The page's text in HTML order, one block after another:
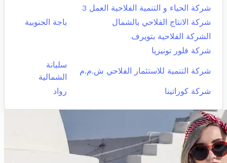
شركة الحياء و التنمية الفلاحية العمل 3
شركة الانتاج الفلاحي بالشمال
باجة الجنوبية
الشركة الفلاحية بتويرف
شركة فلور تونيزيا
شركة التنمية للاستثمار الفلاحي ش.م.م
سليانة
الشمالية
شركة كوراتينا
رواد